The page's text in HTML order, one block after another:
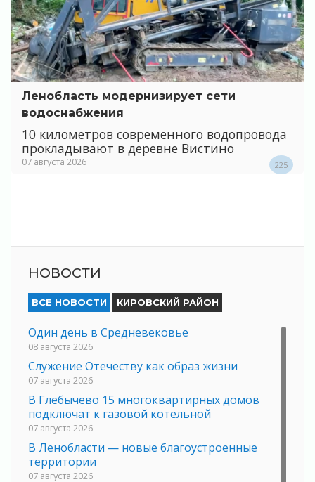
Ленобласть модернизирует сети
водоснабжения
10 километров современного водопровода
прокладывают в деревне Вистино
07 августа 2026 225
НОВОСТИ
ВСЕ НОВОСТИ КИРОВСКИЙ РАЙОН
Один день в Средневековье
08 августа 2026
Служение Отечеству как образ жизни
07 августа 2026
В Глебычево 15 многоквартирных домов
подключат к газовой котельной
07 августа 2026
В Ленобласти — новые благоустроенные
территории
07 августа 2026